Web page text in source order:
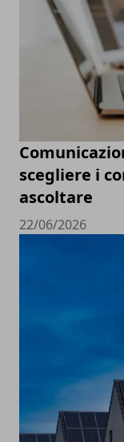
scegliere i
ascoltare
22/06/2026